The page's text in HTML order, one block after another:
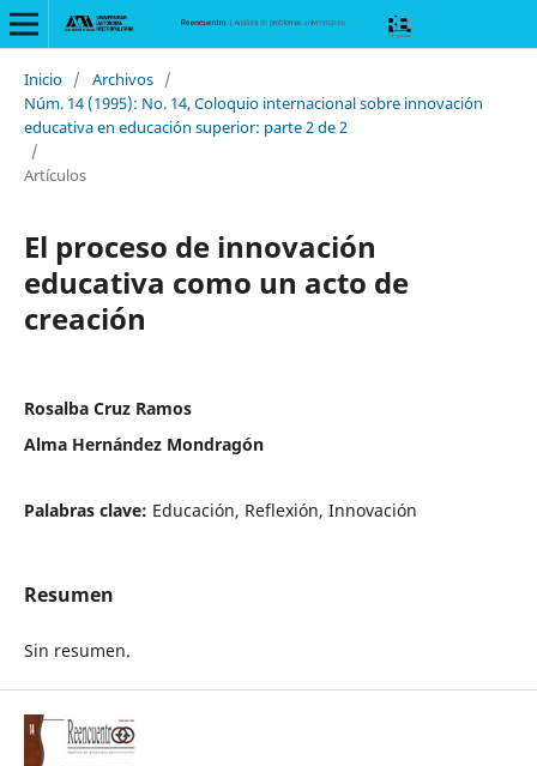
Inicio / Archivos /
Núm. 14 (1995): No. 14, Coloquio internacional sobre innovación
educativa en educación superior: parte 2 de 2
/
Artículos
El proceso de innovación
educativa como un acto de
creación
Rosalba Cruz Ramos
Alma Hernández Mondragón
Palabras clave: Educación, Reflexión, Innovación
Resumen
Sin resumen.